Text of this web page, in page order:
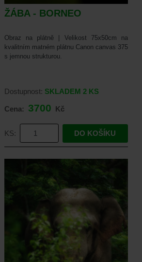
ŽÁBA - BORNEO
Obraz na plátně | Velikost 75x50cm na
kvalitním matném plátnu Canon canvas 375
s jemnou strukturou.
Dostupnost: SKLADEM 2 KS
Cena: 3700 Kč
KS: DO KOŠÍKU